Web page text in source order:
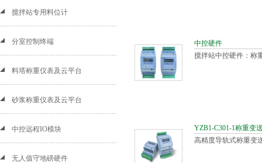
搅拌站专用料位计
分室控制终端
料塔称重仪表及云平台
砂浆称重仪表及云平台
中控远程IO模块
无人值守地磅硬件
中控硬件
搅拌站中控硬件：称
YZB1-C301-1称重变
高精度导轨式称重变